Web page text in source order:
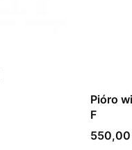
Pióro
F
Cena
550,00